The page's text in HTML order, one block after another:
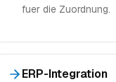
fuer die Zuordnung.
ERP-Integration